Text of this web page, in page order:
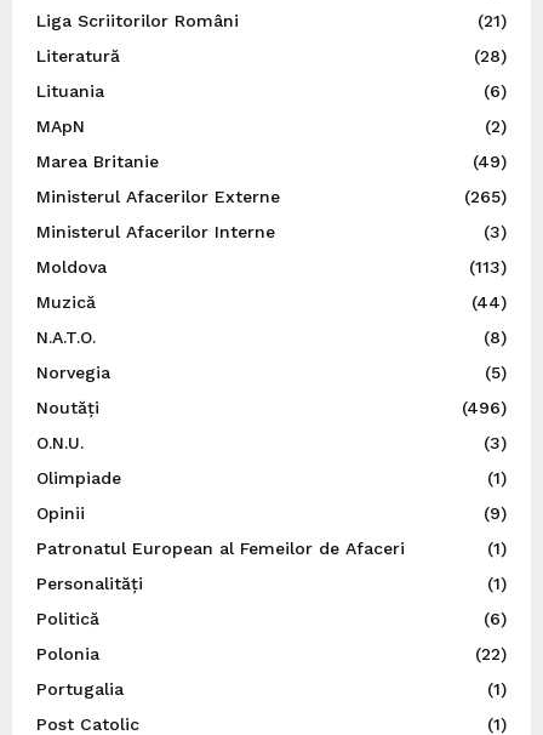
Liga Scriitorilor Români
(21)
Literatură
(28)
Lituania
(6)
MApN
(2)
Marea Britanie
(49)
Ministerul Afacerilor Externe
(265)
Ministerul Afacerilor Interne
(3)
Moldova
(113)
Muzică
(44)
N.A.T.O.
(8)
Norvegia
(5)
Noutăți
(496)
O.N.U.
(3)
Olimpiade
(1)
Opinii
(9)
Patronatul European al Femeilor de Afaceri
(1)
Personalități
(1)
Politică
(6)
Polonia
(22)
Portugalia
(1)
Post Catolic
(1)